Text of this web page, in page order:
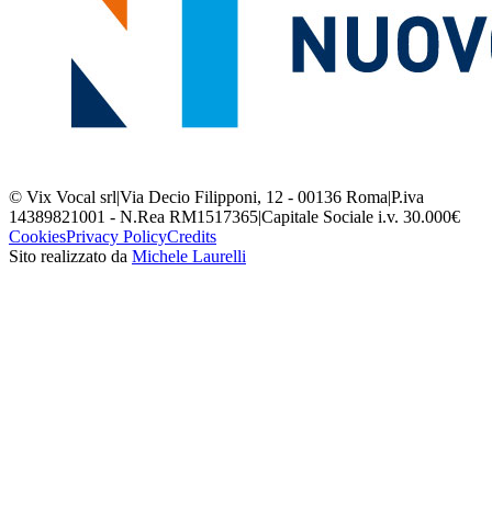
© Vix Vocal srl|Via Decio Filipponi, 12 - 00136 Roma|P.iva
14389821001 - N.Rea RM1517365|Capitale Sociale i.v. 30.000€
CookiesPrivacy PolicyCredits
Sito realizzato da Michele Laurelli